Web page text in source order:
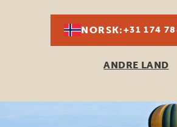
NORSK:+31 174
ANDRE LAND